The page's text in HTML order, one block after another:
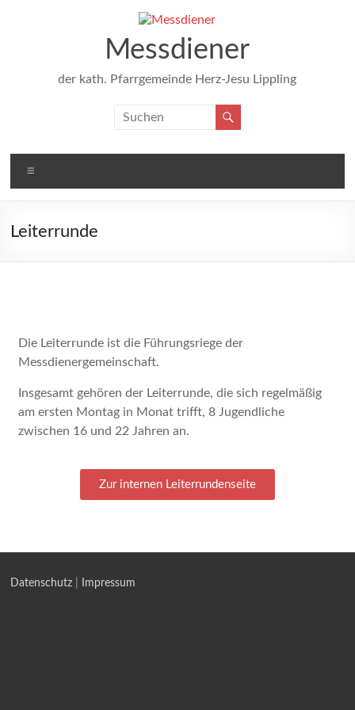
Messdiener
der kath. Pfarrgemeinde Herz-Jesu Lippling
Leiterrunde
Die Leiterrunde ist die Führungsriege der
Messdienergemeinschaft.
Insgesamt gehören der Leiterrunde, die sich regelmäßig
am ersten Montag in Monat trifft, 8 Jugendliche
zwischen 16 und 22 Jahren an.
Zur internen Leiterrundenseite
Datenschutz Impressum